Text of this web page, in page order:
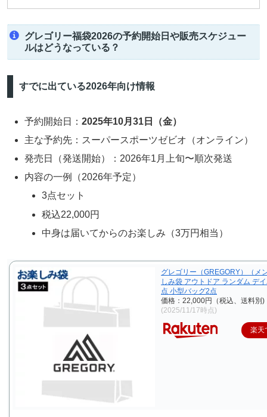
グレゴリー福袋2026の予約開始日や販売スケジュー
ルはどうなっている？
すでに出ている2026年向け情報
予約開始日：2025年10月31日（金）
主な予約先：スーパースポーツゼビオ（オンライン）
発売日（発送開始）：2026年1月上旬〜順次発送
内容の一例（2026年予定）
3点セット
税込22,000円
中身は届いてからのお楽しみ（3万円相当）
グレゴリー（GREGORY）（メ
しみ袋 アウトドア ランダム デ
点 小型バッグ2点
価格：22,000円（税込、送料別)
(2025/11/17時点)
楽天